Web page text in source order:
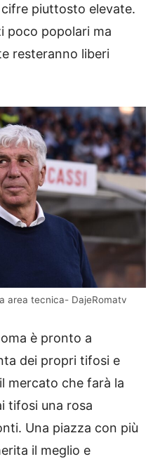
piuttosto elevate.
poco popolari ma
resteranno liberi
area tecnica- DajeRomatv
è pronto a
dei propri tifosi e
mercato che farà la
tifosi una rosa
Una piazza con più
il meglio e